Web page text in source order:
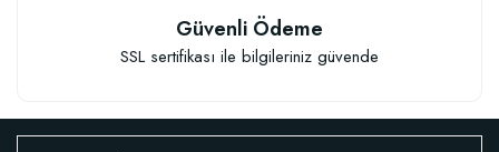
Güvenli Ödeme
SSL sertifikası ile bilgileriniz güvende